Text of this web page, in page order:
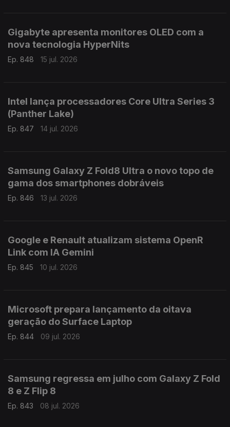
Gigabyte apresenta monitores OLED com a
nova tecnologia HyperNits
Ep. 848 15 jul. 2026
Intel lança processadores Core Ultra Series 3
(Panther Lake)
Ep. 847 14 jul. 2026
Samsung Galaxy Z Fold8 Ultra o novo topo de
gama dos smartphones dobráveis
Ep. 846 13 jul. 2026
Google e Renault atualizam sistema OpenR
Link com IA Gemini
Ep. 845 10 jul. 2026
Microsoft prepara lançamento da oitava
geração do Surface Laptop
Ep. 844 09 jul. 2026
Samsung regressa em julho com Galaxy Z Fold
8 e Z Flip 8
Ep. 843 08 jul. 2026